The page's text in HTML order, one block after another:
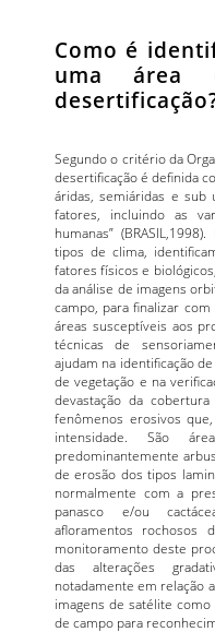
Como é
uma área
Segundo o critério da
desertificação é definida
áridas, semiáridas e sub
fatores, incluindo as
humanas”
tipos de clima,
fatores físicos e
da análise de imagens
campo, para finalizar
áreas susceptíveis aos
técnicas de
ajudam na identificação
de vegetação e na
devastação da
fenômenos erosivos
intensidade. São
predominantemente
de erosão dos tipos
normalmente com a
panasco e/ou
afloramentos rochosos
monitoramento deste
das alterações
notadamente em relação
imagens de satélite
de campo para